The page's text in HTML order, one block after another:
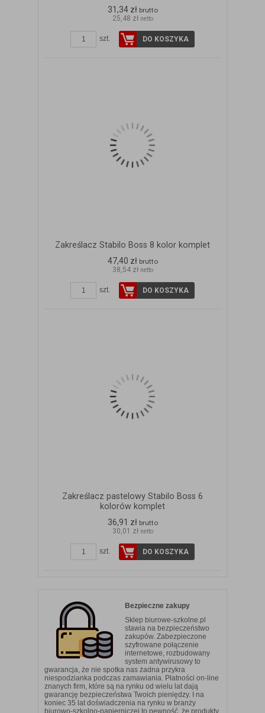
31,34 zł brutto
25,48 zł netto
szt. DO KOSZYKA
Zakreślacz Stabilo Boss 8 kolor komplet
47,40 zł brutto
38,54 zł netto
szt. DO KOSZYKA
Zakreślacz pastelowy Stabilo Boss 6
kolorów komplet
36,91 zł brutto
30,01 zł netto
szt. DO KOSZYKA
Bezpieczne zakupy
Sklep biurowe-szkolne.pl
stawia na bezpieczeństwo
zakupów. Zabezpieczone
szyfrowane połączenie
internetowe, rozbudowany
system antywirusowy to
gwarancja, że nie spotka nas żadna przykra
niespodzianka podczas zamawiania. Płatności on-line
znanych firm, które są na rynku od wielu lat dają
gwarancję bezpieczeństwa Twoich pieniędzy. I na
koniec 35 lat doświadczenia na rynku w branży